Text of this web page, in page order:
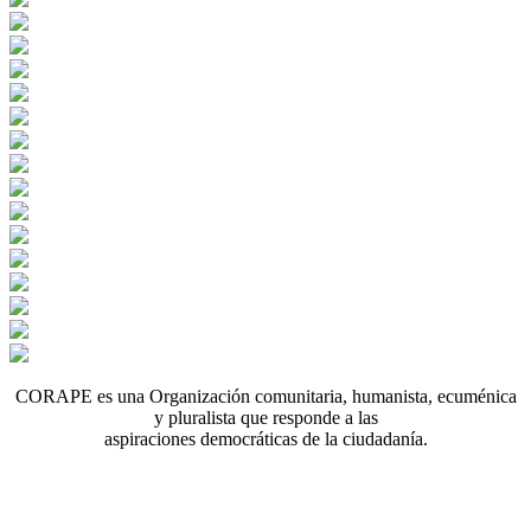
CORAPE es una Organización comunitaria, humanista, ecuménica
y pluralista que responde a las
aspiraciones democráticas de la ciudadanía.